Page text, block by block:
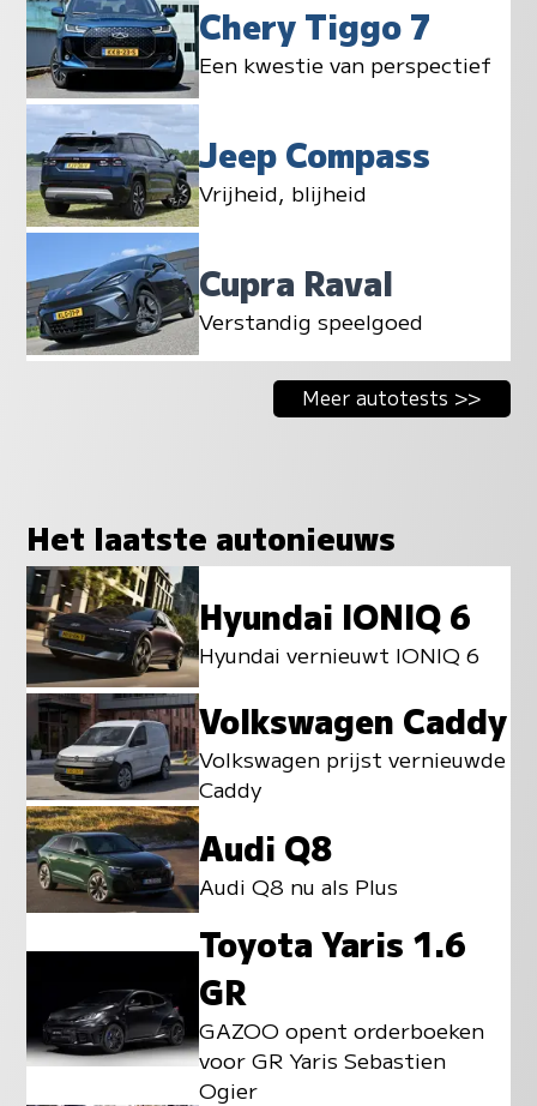
Chery Tiggo 7
Een kwestie van perspectief
Jeep Compass
Vrijheid, blijheid
Cupra Raval
Verstandig speelgoed
Meer autotests >>
Het laatste autonieuws
Hyundai IONIQ 6
Hyundai vernieuwt IONIQ 6
Volkswagen Caddy
Volkswagen prijst vernieuwde
Caddy
Audi Q8
Audi Q8 nu als Plus
Toyota Yaris 1.6
GR
GAZOO opent orderboeken
voor GR Yaris Sebastien
Ogier